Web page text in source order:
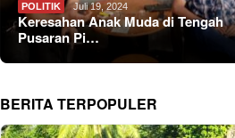
POLITIK Juli 19, 2024
Keresahan Anak Muda di Tengah
Pusaran Pi…
BERITA TERPOPULER